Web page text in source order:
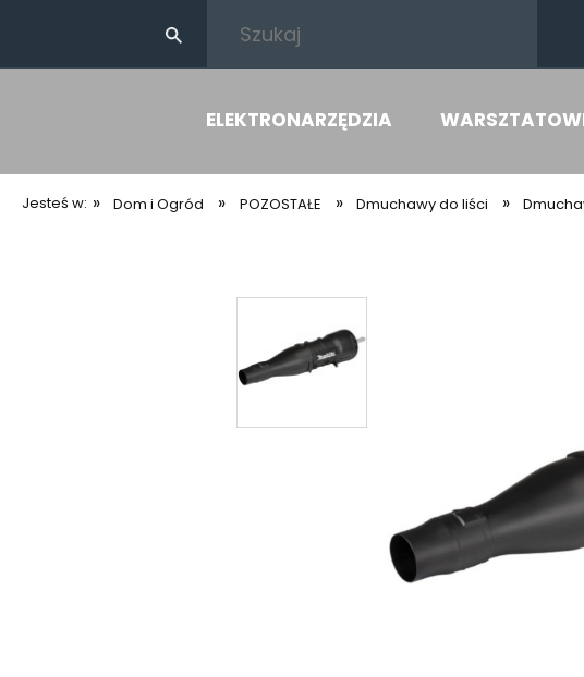
ELEKTRONARZĘDZIA
Jesteś w: » Dom i Ogród » POZOSTAŁE » Dmuchawy do liści »